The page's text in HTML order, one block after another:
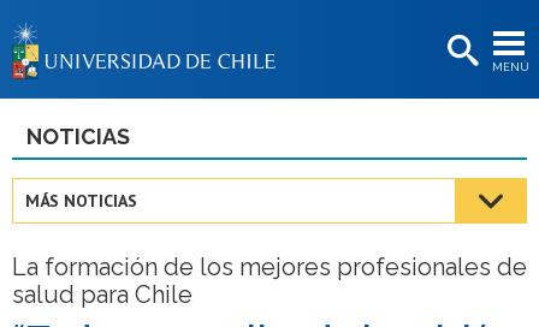
MENÚ
BIBLIOTECAS
Estudiantes
Académicas/os
Funcionarias/os
NOTICIAS
MÁS NOTICIAS
La formación de los mejores profesionales de
salud para Chile